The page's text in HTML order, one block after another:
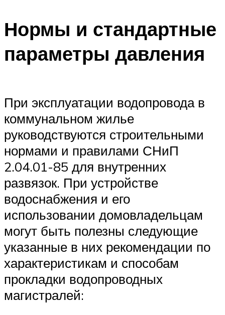
Нормы и стандартные
параметры давления
При эксплуатации водопровода в
коммунальном жилье
руководствуются строительными
нормами и правилами СНиП
2.04.01-85 для внутренних
развязок. При устройстве
водоснабжения и его
использовании домовладельцам
могут быть полезны следующие
указанные в них рекомендации по
характеристикам и способам
прокладки водопроводных
магистралей: